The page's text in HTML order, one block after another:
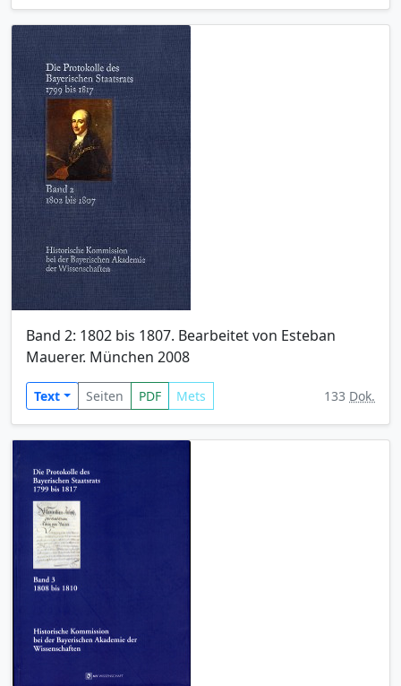
Band 2: 1802 bis 1807. Bearbeitet von Esteban
Mauerer. München 2008
Text Seiten PDF Mets 133 Dok.